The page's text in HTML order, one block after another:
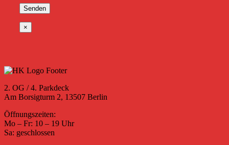
×
2. OG / 4. Parkdeck
Am Borsigturm 2, 13507 Berlin
Öffnungszeiten:
Mo – Fr: 10 – 19 Uhr
Sa: geschlossen